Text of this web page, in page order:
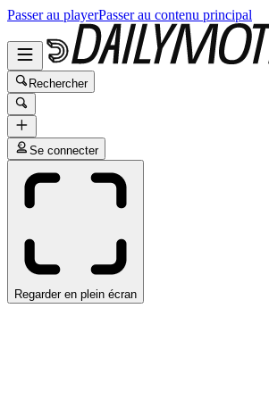
Passer au playerPasser au contenu principal
Rechercher
Se connecter
Regarder en plein écran